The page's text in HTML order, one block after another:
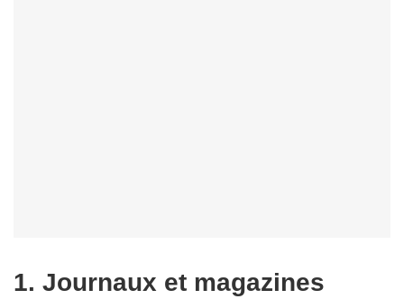
1. Journaux et magazines